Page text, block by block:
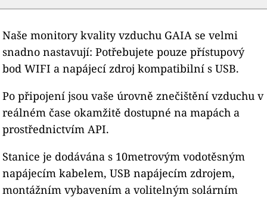
Naše monitory kvality vzduchu GAIA se velmi
snadno nastavují: Potřebujete pouze přístupový
bod WIFI a napájecí zdroj kompatibilní s USB.
Po připojení jsou vaše úrovně znečištění vzduchu v
reálném čase okamžitě dostupné na mapách a
prostřednictvím API.
Stanice je dodávána s 10metrovým vodotěsným
napájecím kabelem, USB napájecím zdrojem,
montážním vybavením a volitelným solárním